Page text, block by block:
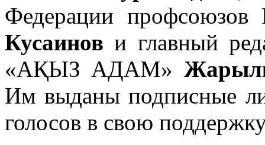
Федерации
Кусаинов и главный
«АҚЫЗ АДАМ»
Им выданы подписные
голосов в свою